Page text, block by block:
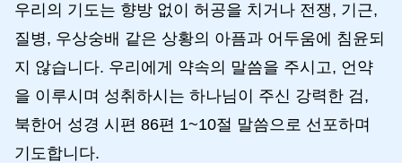
우리의 기도는 향방 없이 허공을 치거나 전쟁, 기근,
질병, 우상숭배 같은 상황의 아픔과 어두움에 침윤되
지 않습니다. 우리에게 약속의 말씀을 주시고, 언약
을 이루시며 성취하시는 하나님이 주신 강력한 검,
북한어 성경 시편 86편 1~10절 말씀으로 선포하며
기도합니다.